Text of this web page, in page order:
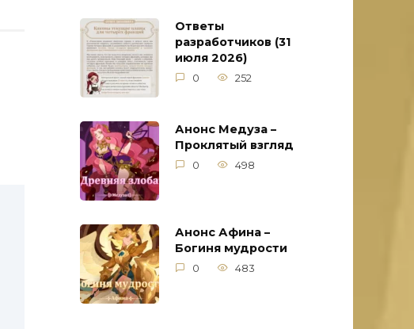
Ответы
разработчиков (31
июля 2026)
0 252
Анонс Медуза –
Проклятый взгляд
0 498
Анонс Афина –
Богиня мудрости
0 483